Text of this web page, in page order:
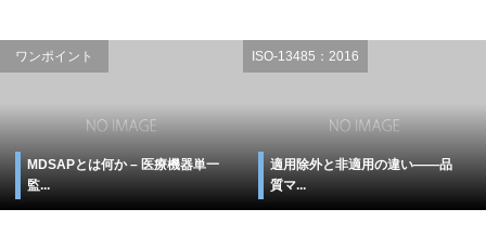
ワンポイント
MDSAPとは何か – 医療機器単一
監...
ISO-13485：2016
適用除外と非適用の違い――品
質マ...